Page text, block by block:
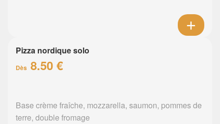
Pizza nordique solo
Dès 8.50 €
Base crème fraîche, mozzarella, saumon, pommes de
terre, double fromage